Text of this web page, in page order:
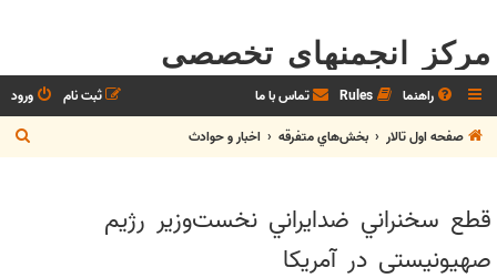
مرکز انجمنهای تخصصی
راهنما Rules تماس با ما ورود
ثبت نام
صفحه اول تالار
بخش‌‌هاي متفرقه اخبار و حوادث
س
قطع سخنراني ضدايراني نخست‌وزير رژیم
صهیونیستی در آمریکا